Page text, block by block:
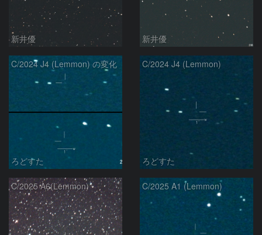
新井優 新井優
C/2024 J4 (Lemmon) の変化
ろどすた
C/2024 J4 (Lemmon)
ろどすた
C/2025 A6(Lemmon) C/2025 A1 (Lemmon)